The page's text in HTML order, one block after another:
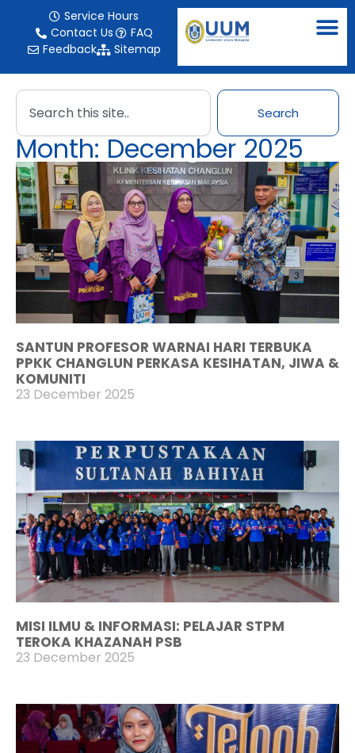
Service Hours
Contact Us
FAQ
Feedback
Sitemap
Search
Month: December 2025
SANTUN PROFESOR WARNAI HARI TERBUKA
PPKK CHANGLUN PERKASA KESIHATAN, JIWA &
KOMUNITI
23 December 2025
MISI ILMU & INFORMASI: PELAJAR STPM
TEROKA KHAZANAH PSB
23 December 2025